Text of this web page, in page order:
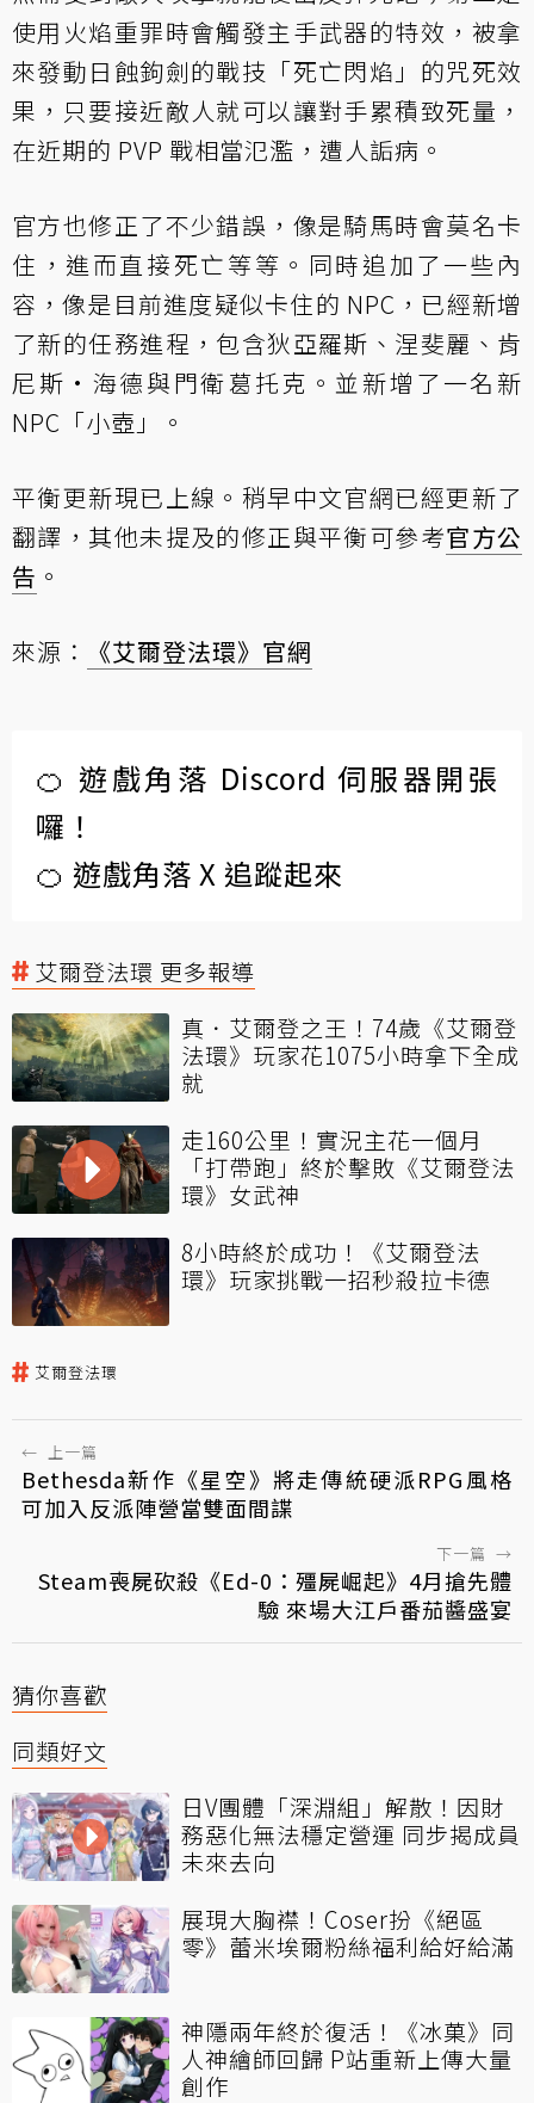
使用火焰重罪時會觸發主手武器的特效，被拿
來發動日蝕鉤劍的戰技「死亡閃焰」的咒死效
果，只要接近敵人就可以讓對手累積致死量，
在近期的 PVP 戰相當氾濫，遭人詬病。
官方也修正了不少錯誤，像是騎馬時會莫名卡
住，進而直接死亡等等。同時追加了一些內
容，像是目前進度疑似卡住的 NPC，已經新增
了新的任務進程，包含狄亞羅斯、涅斐麗、肯
尼斯·海德與門衛葛托克。並新增了一名新
NPC「小壺」。
平衡更新現已上線。稍早中文官網已經更新了
翻譯，其他未提及的修正與平衡可參考官方公
告 。
來源： 《艾爾登法環》官網
🍊 遊戲角落 Discord 伺服器開張
囉！
🍊 遊戲角落 X 追蹤起來
艾爾登法環 更多報導
真．艾爾登之王！74歲《艾爾登
法環》玩家花1075小時拿下全成
就
走160公里！實況主花一個月
「打帶跑」終於擊敗《艾爾登法
環》女武神
8小時終於成功！《艾爾登法
環》玩家挑戰一招秒殺拉卡德
艾爾登法環
← 上一篇
Bethesda新作《星空》將走傳統硬派RPG風格
可加入反派陣營當雙面間諜
下一篇 →
Steam喪屍砍殺《Ed-0：殭屍崛起》4月搶先體
驗 來場大江戶番茄醬盛宴
猜你喜歡
同類好文
日V團體「深淵組」解散！因財
務惡化無法穩定營運 同步揭成員
未來去向
展現大胸襟！Coser扮《絕區
零》蕾米埃爾粉絲福利給好給滿
神隱兩年終於復活！《冰菓》同
人神繪師回歸 P站重新上傳大量
創作